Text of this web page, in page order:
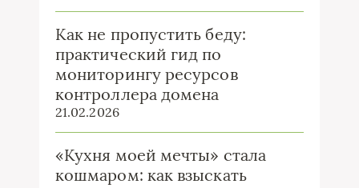
Как не пропустить беду:
практический гид по
мониторингу ресурсов
контроллера домена
21.02.2026
«Кухня моей мечты» стала
кошмаром: как взыскать